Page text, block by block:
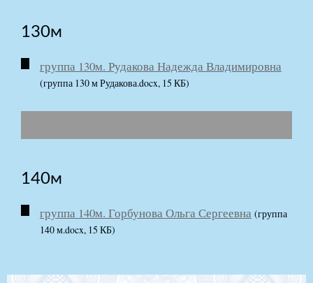
130м
группа 130м. Рудакова Надежда Владимировна
(группа 130 м Рудакова.docx, 15 КБ)
140м
группа 140м. Горбунова Ольга Сергеевна (группа
140 м.docx, 15 КБ)